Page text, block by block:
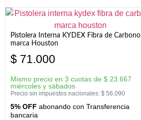
Pistolera Interna KYDEX Fibra de Carbono
marca Houston
$ 71.000
Mismo precio en 3 cuotas de $ 23.667
miércoles y sábados
Precio sin impuestos nacionales: $ 56.090
5% OFF abonando con Transferencia
bancaria